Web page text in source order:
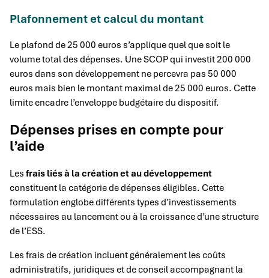
Plafonnement et calcul du montant
Le plafond de 25 000 euros s’applique quel que soit le
volume total des dépenses. Une SCOP qui investit 200 000
euros dans son développement ne percevra pas 50 000
euros mais bien le montant maximal de 25 000 euros. Cette
limite encadre l’enveloppe budgétaire du dispositif.
Dépenses prises en compte pour
l’aide
Les frais liés à la création et au développement
constituent la catégorie de dépenses éligibles. Cette
formulation englobe différents types d’investissements
nécessaires au lancement ou à la croissance d’une structure
de l’ESS.
Les frais de création incluent généralement les coûts
administratifs, juridiques et de conseil accompagnant la